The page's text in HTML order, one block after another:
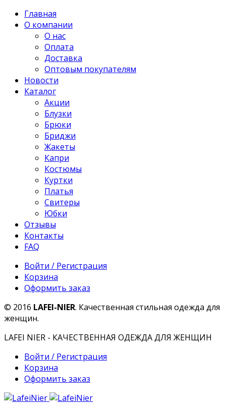
Главная
О компании
О нас
Оплата
Доставка
Оптовым покупателям
Новости
Каталог
Акции
Блузки
Брюки
Бриджи
Жакеты
Капри
Костюмы
Куртки
Платья
Свитеры
Юбки
Отзывы
Контакты
FAQ
Войти / Регистрация
Корзина
Оформить заказ
© 2016 LAFEI-NIER. Качественная стильная одежда для
женщин.
LAFEI NIER - КАЧЕСТВЕННАЯ ОДЕЖДА ДЛЯ ЖЕНЩИН
Войти / Регистрация
Корзина
Оформить заказ